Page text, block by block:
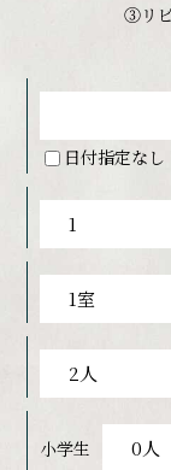
③リ
日付指定なし
小学生